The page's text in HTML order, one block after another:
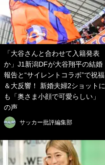
「大谷さんと合わせて入籍発表
か」J1新潟DFが大谷翔平の結婚
報告と“サイレントコラボ”で祝福
＆大反響！ 新婚夫婦2ショットに
も「奥さま小顔で可愛らしい」
の声
サッカー批評編集部